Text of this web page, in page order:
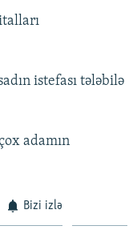
istefası tələbilə
adamın
Bizi izlə